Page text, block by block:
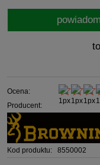
Ocena:
Producent:
Kod produktu: 8550002